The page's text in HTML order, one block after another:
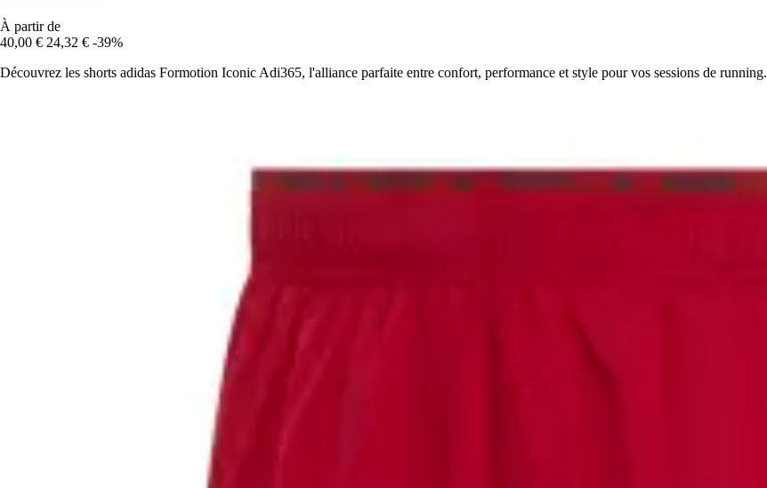
À partir de
40,00 € 24,32 € -39%
Découvrez les shorts adidas Formotion Iconic Adi365, l'alliance parfaite entre confort, performance et style pour vos sessions de running.